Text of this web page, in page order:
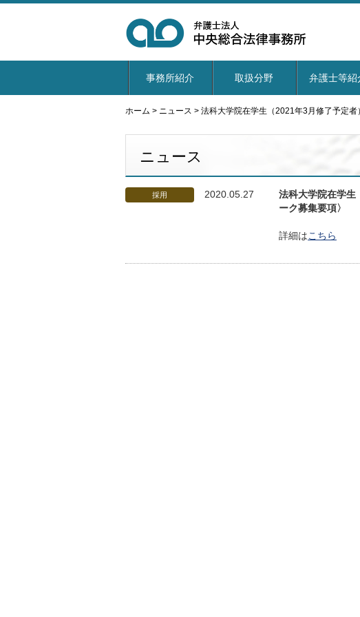
事務所紹介 取扱分野 弁護士等紹
ホーム > ニュース > 法科大学院在学生（2021年3月修了予定者
ニュース
採用 2020.05.27
法科大学院在学生
ーク募集要項〉
詳細はこちら